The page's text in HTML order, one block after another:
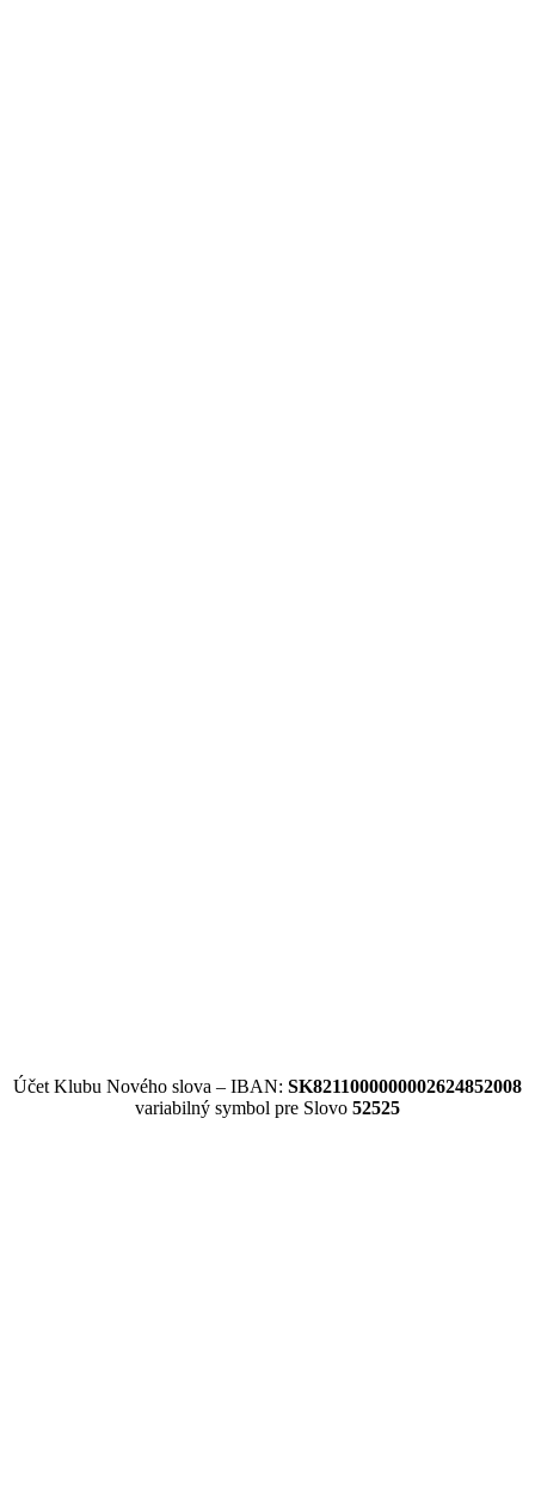
Účet Klubu Nového slova – IBAN: SK8211000000002624852008
variabilný symbol pre Slovo 52525